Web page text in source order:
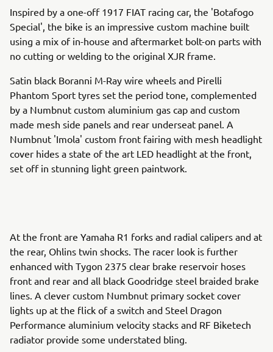
Inspired by a one-off 1917 FIAT racing car, the 'Botafogo
Special', the bike is an impressive custom machine built
using a mix of in-house and aftermarket bolt-on parts with
no cutting or welding to the original XJR frame.
Satin black Boranni M-Ray wire wheels and Pirelli
Phantom Sport tyres set the period tone, complemented
by a Numbnut custom aluminium gas cap and custom
made mesh side panels and rear underseat panel. A
Numbnut 'Imola' custom front fairing with mesh headlight
cover hides a state of the art LED headlight at the front,
set off in stunning light green paintwork.
At the front are Yamaha R1 forks and radial calipers and at
the rear, Ohlins twin shocks. The racer look is further
enhanced with Tygon 2375 clear brake reservoir hoses
front and rear and all black Goodridge steel braided brake
lines. A clever custom Numbnut primary socket cover
lights up at the flick of a switch and Steel Dragon
Performance aluminium velocity stacks and RF Biketech
radiator provide some understated bling.